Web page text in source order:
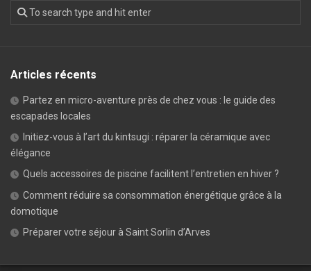
Articles récents
Partez en micro-aventure près de chez vous : le guide des
escapades locales
Initiez-vous à l’art du kintsugi : réparer la céramique avec
élégance
Quels accessoires de piscine facilitent l’entretien en hiver ?
Comment réduire sa consommation énergétique grâce à la
domotique
Préparer votre séjour à Saint Sorlin d’Arves